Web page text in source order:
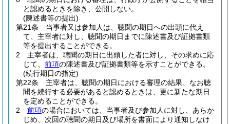
と認めるときを除き、公開しない。
(陳述書等の提出)
第21条
当事者又は参加人は、聴聞の期日への出頭に代え
て、主宰者に対し、聴聞の期日までに陳述書及び証拠書類
等を提出することができる。
2
主宰者は、聴聞の期日に出頭した者に対し、その求めに応
じて、 前項の陳述書及び証拠書類等を示すことができる。
(続行期日の指定)
第22条
主宰者は、聴聞の期日における審理の結果、なお聴
聞を続行する必要があると認めるときは、更に新たな期日
を定めることができる。
2
前項の場合においては、当事者及び参加人に対し、あらか
じめ、次回の聴聞の期日及び場所を書面により通知しなけ